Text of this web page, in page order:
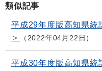
類似記事
平成29年度版高知県
＞
2022年04月22日
平成30年度版高知県